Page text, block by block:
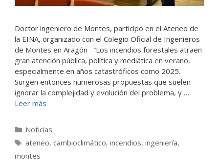
Doctor ingeniero de Montes, participó en el Ateneo de
la EINA, organizado con el Colegio Oficial de Ingenieros
de Montes en Aragón “Los incendios forestales atraen
gran atención pública, política y mediática en verano,
especialmente en años catastróficos como 2025.
Surgen entonces numerosas propuestas que suelen
ignorar la complejidad y evolución del problema, y …
Leer más
Categorías
Noticias
Etiquetas
ateneo, cambioclimático, incendios, ingeniería,
montes